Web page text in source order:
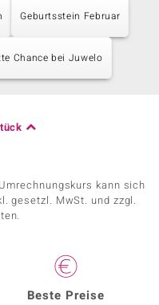
Geburtsstein Februar
Chance bei Juwelo
kann sich
gesetzl. MwSt. und zzgl.
Beste Preise